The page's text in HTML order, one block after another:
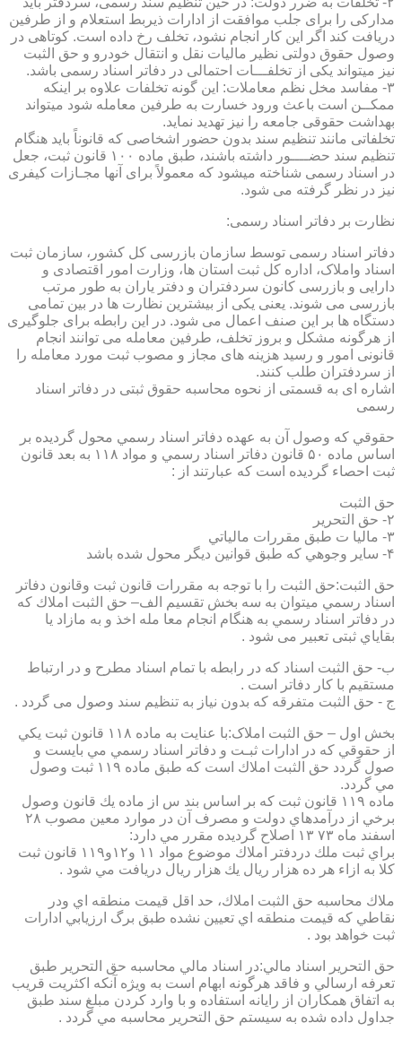
مدارکی را برای جلب موافقت از ادارات ذیربط استعلام و از طرفین
دریافت کند اگر این کار انجام نشود، تخلف رخ داده است. کوتاهی در
وصول حقوق دولتی نظیر مالیات نقل و انتقال خودرو و حق الثبت
نیز میتواند یکی از تخلفـــات احتمالی در دفاتر اسناد رسمی باشد.
۳- مفاسد مخل نظم معاملات: این گونه تخلفات علاوه بر اینکه
ممکــن است باعث ورود خسارت به طرفین معامله شود میتواند
بهداشت حقوقی جامعه را نیز تهدید نماید.
تخلفاتی مانند تنظیم سند بدون حضور اشخاصی که قانوناً باید هنگام
تنظیم سند حضــــور داشته باشند، طبق ماده ۱۰۰ قانون ثبت، جعل
در اسناد رسمی شناخته میشود که معمولاً برای آنها مجـازات کیفری
نیز در نظر گرفته می شود.
نظارت بر دفاتر اسناد رسمی:
دفاتر اسناد رسمی توسط سازمان بازرسی کل کشور، سازمان ثبت
اسناد واملاک، اداره کل ثبت استان ها، وزارت امور اقتصادی و
دارایی و بازرسی کانون سردفتران و دفتر یاران به طور مرتب
بازرسی می شوند. یعنی یکی از بیشترین نظارت ها در بین تمامی
دستگاه ها بر این صنف اعمال می شود. در این رابطه برای جلوگیری
از هرگونه مشکل و بروز تخلف، طرفین معامله می توانند انجام
قانونی امور و رسید هزینه های مجاز و مصوب ثبت مورد معامله را
از سردفتران طلب کنند.
اشاره ای به قسمتی از نحوه محاسبه حقوق ثبتی در دفاتر اسناد
رسمی
حقوقي كه وصول آن به عهده دفاتر اسناد رسمي محول گرديده بر
اساس ماده ۵۰ قانون دفاتر اسناد رسمي و مواد ۱۱۸ به بعد قانون
ثبت احصاء گرديده است كه عبارتند از :
حق الثبت
۲- حق التحرير
۳- ماليا ت طبق مقررات مالياتي
۴- ساير وجوهي كه طبق قوانين ديگر محول شده باشد
حق الثبت:حق الثبت را با توجه به مقررات قانون ثبت وقانون دفاتر
اسناد رسمي ميتوان به سه بخش تقسيم الف– حق الثبت املاك كه
در دفاتر اسناد رسمي به هنگام انجام معا مله اخذ و به مازاد يا
بقاياي ثبتی تعبیر می شود .
ب- حق الثبت اسناد كه در رابطه با تمام اسناد مطرح و در ارتباط
مستقيم با كار دفاتر است .
ج - حق الثبت متفرقه كه بدون نياز به تنظیم سند وصول می گردد .
بخش اول – حق الثبت املاک:با عنايت به ماده ۱۱۸ قانون ثبت يكي
از حقوقي كه در ادارات ثبـت و دفاتر اسناد رسمي مي بايست و
صول گردد حق الثبت املاك است كه طبق ماده ۱۱۹ ثبت وصول
مي گردد.
ماده ۱۱۹ قانون ثبت كه بر اساس بند س از ماده يك قانون وصول
برخي از درآمدهاي دولت و مصرف آن در موارد معين مصوب ۲۸
اسفند ماه ۷۳ ۱۳ اصلاح گرديده مقرر مي دارد:
براي ثبت ملك دردفتر املاك موضوع مواد ۱۱ و۱۲و۱۱۹ قانون ثبت
كلا به ازاء هر ده هزار ريال يك هزار ريال دريافت مي شود .
ملاك محاسبه حق الثبت املاك، حد اقل قيمت منطقه اي ودر
نقاطي كه قيمت منطقه اي تعيين نشده طبق برگ ارزيابي ادارات
ثبت خواهد بود .
حق التحرير اسناد مالي:در اسناد مالي محاسبه حق التحرير طبق
تعرفه ارسالي و فاقد هرگونه ابهام است به ويژه آنكه اكثريت قريب
به اتفاق همكاران از رايانه استفاده و با وارد كردن مبلغ سند طبق
جداول داده شده به سيستم حق التحرير محاسبه مي گردد .